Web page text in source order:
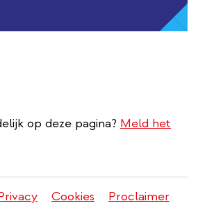
op deze pagina? Meld het
Cookies
Proclaimer